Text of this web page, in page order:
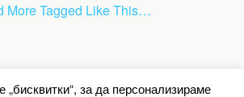
More Tagged Like This…
Back to top
„бисквитки“, за да персонализираме